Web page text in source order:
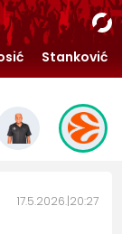
Stanković
17.5.2026. 20:27